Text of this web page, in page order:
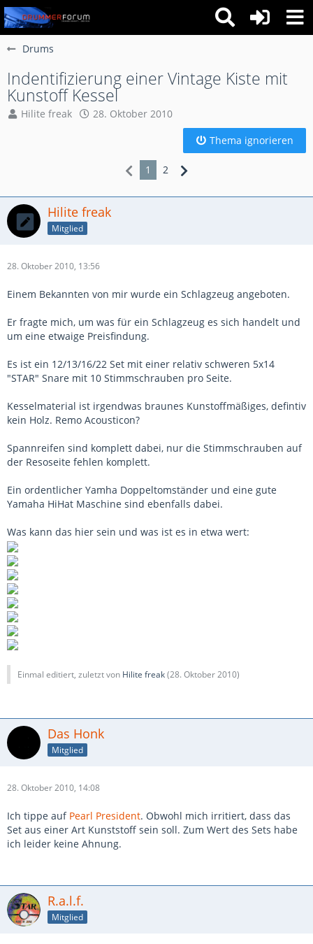
Drums
Indentifizierung einer Vintage Kiste mit
Kunstoff Kessel
Hilite freak
28. Oktober 2010
Thema ignorieren
1 2
Hilite freak
Mitglied
28. Oktober 2010, 13:56
Einem Bekannten von mir wurde ein Schlagzeug angeboten.
Er fragte mich, um was für ein Schlagzeug es sich handelt und
um eine etwaige Preisfindung.
Es ist ein 12/13/16/22 Set mit einer relativ schweren 5x14
"STAR" Snare mit 10 Stimmschrauben pro Seite.
Kesselmaterial ist irgendwas braunes Kunstoffmäßiges, defintiv
kein Holz. Remo Acousticon?
Spannreifen sind komplett dabei, nur die Stimmschrauben auf
der Resoseite fehlen komplett.
Ein ordentlicher Yamha Doppeltomständer und eine gute
Yamaha HiHat Maschine sind ebenfalls dabei.
Was kann das hier sein und was ist es in etwa wert:
Einmal editiert, zuletzt von Hilite freak(28. Oktober 2010)
Das Honk
Mitglied
28. Oktober 2010, 14:08
Ich tippe auf Pearl President. Obwohl mich irritiert, dass das
Set aus einer Art Kunststoff sein soll. Zum Wert des Sets habe
ich leider keine Ahnung.
R.a.l.f.
Mitglied